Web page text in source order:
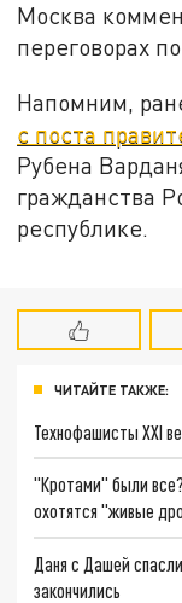
Москва
переговорах
Напомним,
с поста
Рубена
гражданства
республике.
ЧИТАЙТЕ ТАКЖЕ:
Технофашисты XXI
"Кротами" были
охотятся "живые
Даня с Дашей
закончились